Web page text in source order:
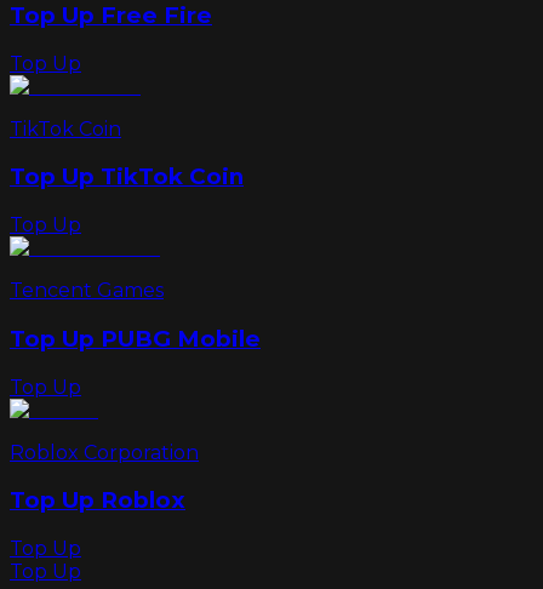
Top Up Free Fire
Top Up
TikTok Coin
Top Up TikTok Coin
Top Up
Tencent Games
Top Up PUBG Mobile
Top Up
Roblox Corporation
Top Up Roblox
Top Up
Top Up